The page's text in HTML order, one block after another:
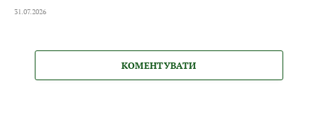
31.07.2026
КОМЕНТУВАТИ